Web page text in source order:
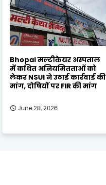
Bhopal मल्टीकेयर अस्पताल
में कथित अनियमितताओं को
लेकर NSUI ने उठाई कार्रवाई की
मांग, दोषियों पर FIR की मांग
June 28, 2026